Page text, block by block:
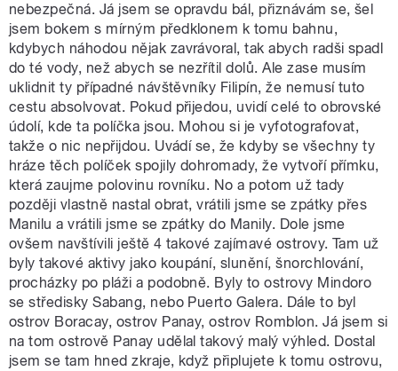
nebezpečná. Já jsem se opravdu bál, přiznávám se, šel
jsem bokem s mírným předklonem k tomu bahnu,
kdybych náhodou nějak zavrávoral, tak abych radši spadl
do té vody, než abych se nezřítil dolů. Ale zase musím
uklidnit ty případné návštěvníky Filipín, že nemusí tuto
cestu absolvovat. Pokud přijedou, uvidí celé to obrovské
údolí, kde ta políčka jsou. Mohou si je vyfotografovat,
takže o nic nepřijdou. Uvádí se, že kdyby se všechny ty
hráze těch políček spojily dohromady, že vytvoří přímku,
která zaujme polovinu rovníku. No a potom už tady
později vlastně nastal obrat, vrátili jsme se zpátky přes
Manilu a vrátili jsme se zpátky do Manily. Dole jsme
ovšem navštívili ještě 4 takové zajímavé ostrovy. Tam už
byly takové aktivy jako koupání, slunění, šnorchlování,
procházky po pláži a podobně. Byly to ostrovy Mindoro
se středisky Sabang, nebo Puerto Galera. Dále to byl
ostrov Boracay, ostrov Panay, ostrov Romblon. Já jsem si
na tom ostrově Panay udělal takový malý výhled. Dostal
jsem se tam hned zkraje, když připlujete k tomu ostrovu,